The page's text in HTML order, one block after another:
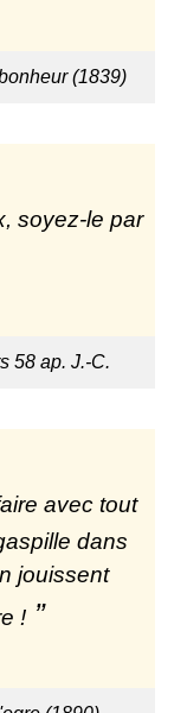
(1839)
soyez-le par
58 ap. J.-C.
avec tout
dans
jouissent
!